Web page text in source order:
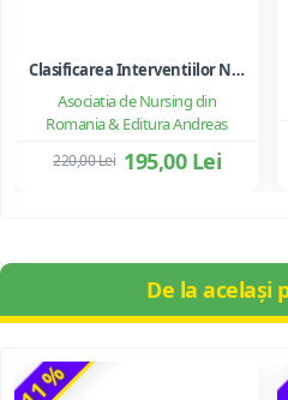
Asociatia de Nursing din
Romania & Editura Andreas
Clasificarea Interventiilor Nursing (NIC)
195,00 Lei
220,00 Lei
De la același